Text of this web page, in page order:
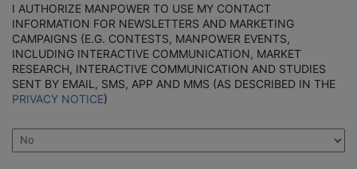
I AUTHORIZE MANPOWER TO USE MY CONTACT
INFORMATION FOR NEWSLETTERS AND MARKETING
CAMPAIGNS (E.G. CONTESTS, MANPOWER EVENTS,
INCLUDING INTERACTIVE COMMUNICATION, MARKET
RESEARCH, INTERACTIVE COMMUNICATION AND STUDIES
SENT BY EMAIL, SMS, APP AND MMS (AS DESCRIBED IN THE
PRIVACY NOTICE)